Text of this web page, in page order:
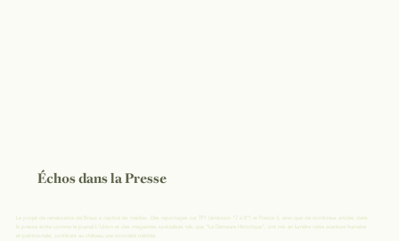
Échos dans la Presse
Le projet de renaissance de Braux a captivé les médias. Des reportages sur TF1 (émission "7 à 8") et France 3, ainsi que de nombreux articles dans
la presse écrite comme le journal L'Union et des magazines spécialisés tels que "La Demeure Historique", ont mis en lumière cette aventure humaine
et patrimoniale, conférant au château une notoriété méritée.